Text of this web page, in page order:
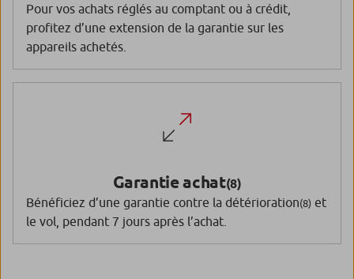
Pour vos achats réglés au comptant ou à crédit,
profitez d’une extension de la garantie sur les
appareils achetés.
Garantie achat(8)
Bénéficiez d’une garantie contre la détérioration(8) et
le vol, pendant 7 jours après l’achat.